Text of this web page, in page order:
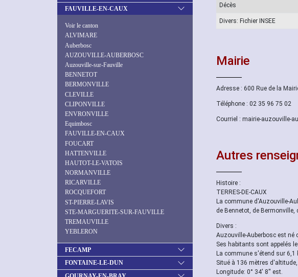
FAUVILLE-EN-CAUX
Voir le canton
ALVIMARE
Auberbosc
AUZOUVILLE-AUBERBOSC
Auzouville-sur-Fauville
BENNETOT
BERMONVILLE
CLEVILLE
CLIPONVILLE
ENVRONVILLE
Equimbosc
FAUVILLE-EN-CAUX
FOUCART
HATTENVILLE
HAUTOT-LE-VATOIS
NORMANVILLE
RICARVILLE
ROCQUEFORT
ST-PIERRE-LAVIS
STE-MARGUERITE-SUR-FAUVILLE
TREMAUVILLE
YEBLERON
FECAMP
FONTAINE-LE-DUN
Décès
Divers: Fichier INSEE
Mairie
Adresse : 600 Rue de la
Téléphone : 02 35 96 75 02
Courriel : mairie-auzouville-
Autres
Histoire :
TERRES-DE-CAUX
La commune d'Auzouville-
de Bennetot, de Bermonville,
Divers :
Auzouville-Auberbosc est né
Ses habitants sont appelés
La commune s'étend sur
Situé à 136 mètres
Longitude: 0° 34' 8'' est.